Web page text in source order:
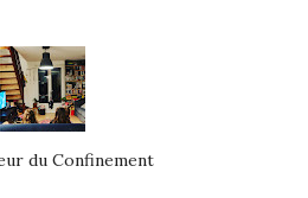
du Confinement